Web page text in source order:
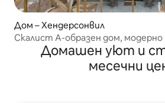
Дом – Хендерсонвил
Скалист А-образен дом, модерно
убежищеДомашен уют и
месечни